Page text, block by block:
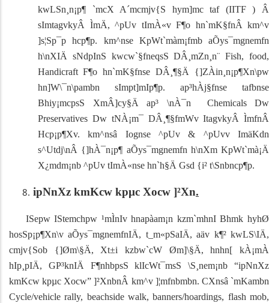
kwLSn¸n¡p¶ `mcX A´mcmjv{S hym]mc taf (IITF) Â
sImtagvkyÂ ÌmÄ, ^pUv tImÀ«v F¶o hn`mK§fnÂ km^v
]s¦Sp¯p hcp¶p. km^nse KpWt`màm¡fmb aÕys¯mgnemfn
h\nXIÄ sNdpInS kwcw`§fneqsS DÂ¸mZn¸n¨Fish, food,
Handicraft F¶o hn`mK§fnse DÂ¸¶§Ä {]ZÀin¸n¡p¶Xn\pw
hn]W\¯n\pambn sIm­pt]mIp¶p. ap³hÀj§fnse tafbnse
Bhiy¡mcpsS XmÂ]cy§Ä ap³ \nÀ¯n Chemicals Dw
Preservatives Dw tNÀ¡m¯ DÂ¸¶§fmWv ItagvkyÂ ÌmfnÂ
Hcp¡p¶Xv.km^nsâ Iognse ^pUv & ^pUvv ImäKdn
s^Utdj\nÂ {]hÀ¯n¡p¶ aÕys¯mgnemfn h\nXm KpWt`mà¡Ä
X¿mdm¡nb ^pUv tImÀ«nse hn`h§Ä Gsd {i² t\Snbncp¶p.
ipNnXz kmKcw kpµc Xocw ]²Xn.
ISepw IStemchpw ¹mÌnIv hnapàam¡n kzm`mhnI Bhmk hyhØ
hos­Sp¡p¶Xn\v aÕys¯mgnemfnIÄ, t_m«pSaIÄ, aäv k¶² kwLS\IÄ,
cmjv{Sob {]Øm\§Ä, Xt±i kzbw`cW Øm]\§Ä, hnhn[ kÀ¡mÀ
hIp¸pIÄ, GP³knIÄ F¶nhbpsS klIcWt¯msS\S¸nem¡nb“ipNnXz
kmKcw kpµc Xocw”]²XnbnÂ km^v ]¦mfnbmbn. CXnsâ `mKambn
Cycle/vehicle rally, beachside walk, banners/hoardings, flash mob,